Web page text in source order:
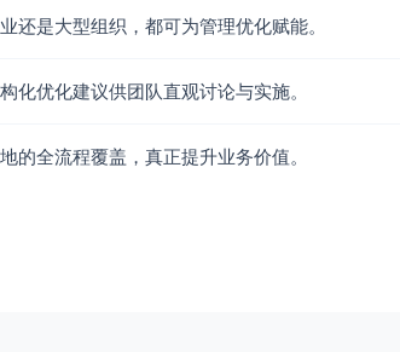
，减少遗漏并缩短销售周期；
客户满意度并改善客户生命周期价值（CLV）。
还是大型组织，都可为管理优化赋能。
化优化建议供团队直观讨论与实施。
的全流程覆盖，真正提升业务价值。